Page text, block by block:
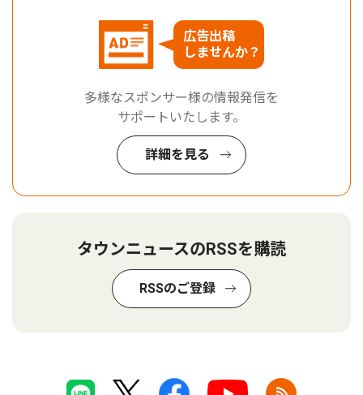
広告出稿
しませんか？
多様なスポンサー様の情報発信を
サポートいたします。
詳細を見る
タウンニュースのRSSを購読
RSSのご登録